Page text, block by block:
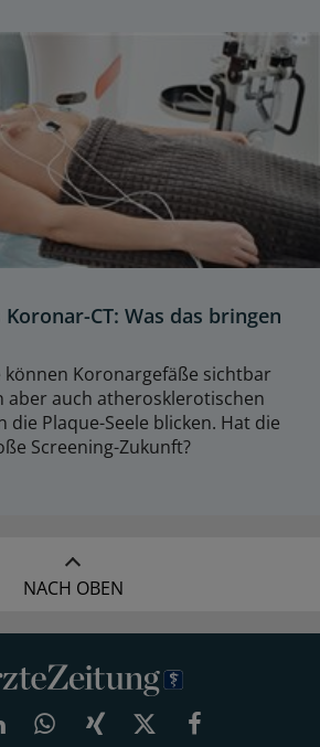
CT: Was das bringen
können Koronargefäße sichtbar
aber auch atherosklerotischen
die Plaque-Seele blicken. Hat die
Screening-Zukunft?
NACH OBEN